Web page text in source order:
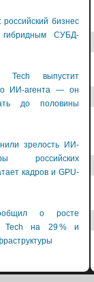
российский бизнес
СУБД-
Tech выпустит
ИИ-агента — он
до половины
зрелость ИИ-
российских
кадров и GPU-
о росте
Tech на 29 % и